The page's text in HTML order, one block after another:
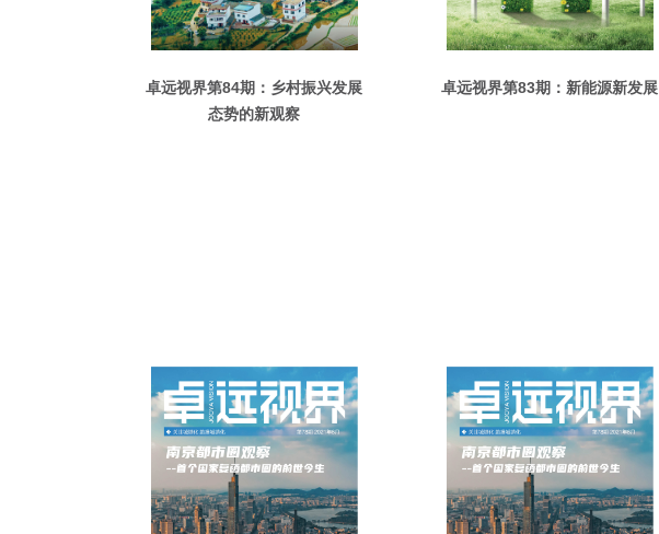
卓远视界第84期：乡村振兴发展
态势的新观察
卓远视界第83期：新能源新发展